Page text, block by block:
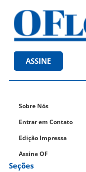
ASSINE
Sobre Nós
Entrar em Contato
Edição Impressa
Assine OF
Seções